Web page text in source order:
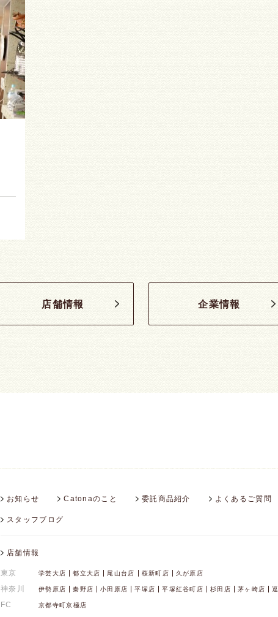
店舗情報 企業情報
お知らせ Catonaのこと 委託商品紹介 よくあるご質問
スタッフブログ
店舗情報
東京 学芸大店 都立大店 尾山台店 桜新町店 久が原店
神奈川 伊勢原店 秦野店 小田原店 平塚店 平塚紅谷町店 杉田店 茅ヶ崎店
FC 京都寺町京極店